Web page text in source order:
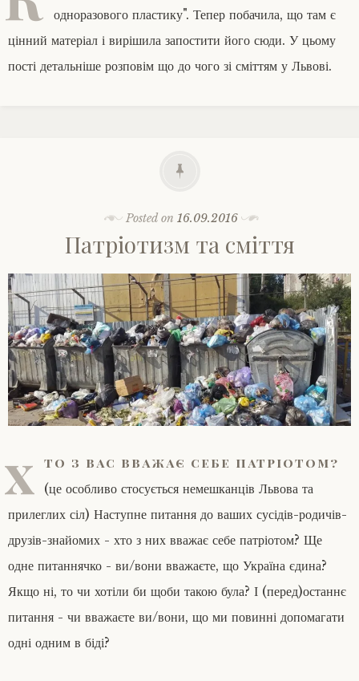
одноразового пластику". Тепер побачила, що там є
цінний матеріал і вирішила запостити його сюди. У цьому
пості детальніше розповім що до чого зі сміттям у Львові.
Posted on16.09.2016
Патріотизм та сміття
х то з вас вважає себе патріотом?
(це особливо стосується немешканців Львова та
прилеглих сіл) Наступне питання до ваших сусідів-родичів-
друзів-знайомих - хто з них вважає себе патріотом? Ще
одне питаннячко - ви/вони вважаєте, що Україна єдина?
Якщо ні, то чи хотіли би щоби такою була? І (перед)останнє
питання - чи вважаєте ви/вони, що ми повинні допомагати
одні одним в біді?